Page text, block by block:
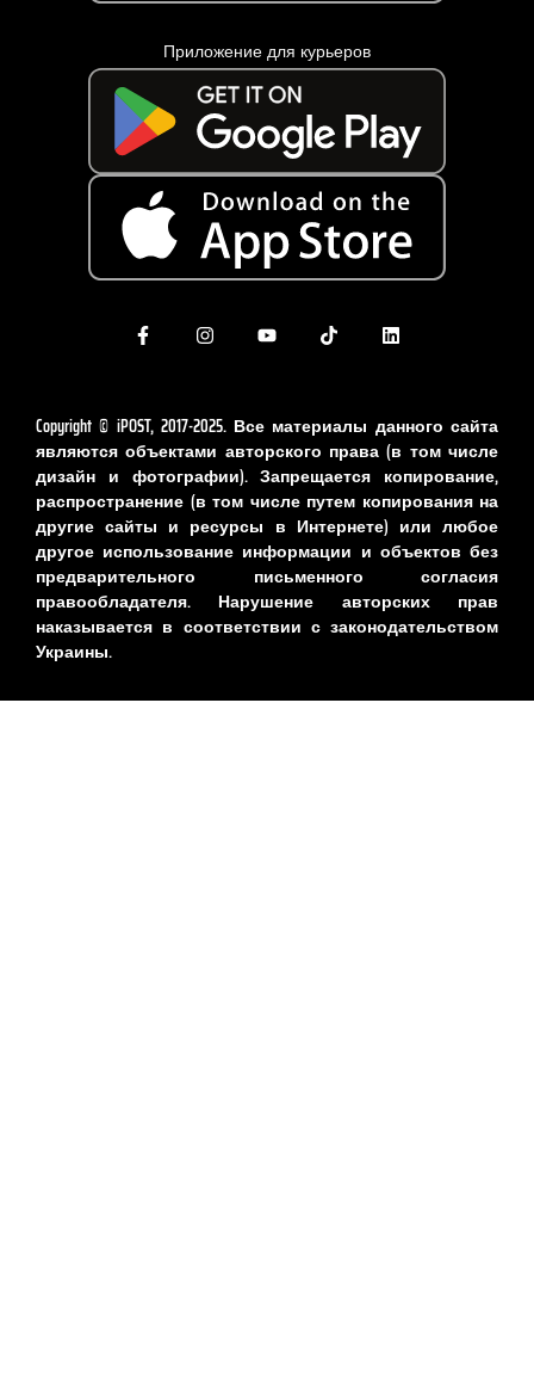
Приложение для курьеров
Copyright © iPOST, 2017-2025. Все материалы данного сайта
являются объектами авторского права (в том числе
дизайн и фотографии). Запрещается копирование,
распространение (в том числе путем копирования на
другие сайты и ресурсы в Интернете) или любое
другое использование информации и объектов без
предварительного письменного согласия
правообладателя. Нарушение авторских прав
наказывается в соответствии с законодательством
Украины.